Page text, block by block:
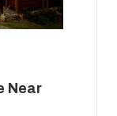
Near